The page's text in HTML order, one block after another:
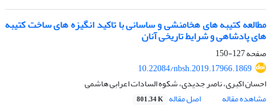
مطالعه کتیبه های هخامنشی و ساسانی با تاکید انگیزه های ساخت کتیبه
های پادشاهی و شرایط تاریخی آنان
صفحه127-150
10.22084/nbsh.2019.17966.1869
احسان اکبری، ناصر جدیدی، شکوه السادات اعرابی هاشمی
مشاهده مقاله
اصل مقاله 801.34 K